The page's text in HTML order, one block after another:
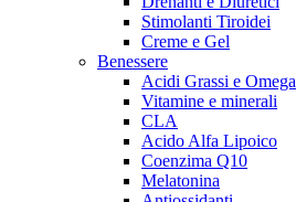
Stimolanti Tiroidei
Creme e Gel
Benessere
Acidi Grassi e Omega
Vitamine e minerali
CLA
Acido Alfa Lipoico
Coenzima Q10
Melatonina